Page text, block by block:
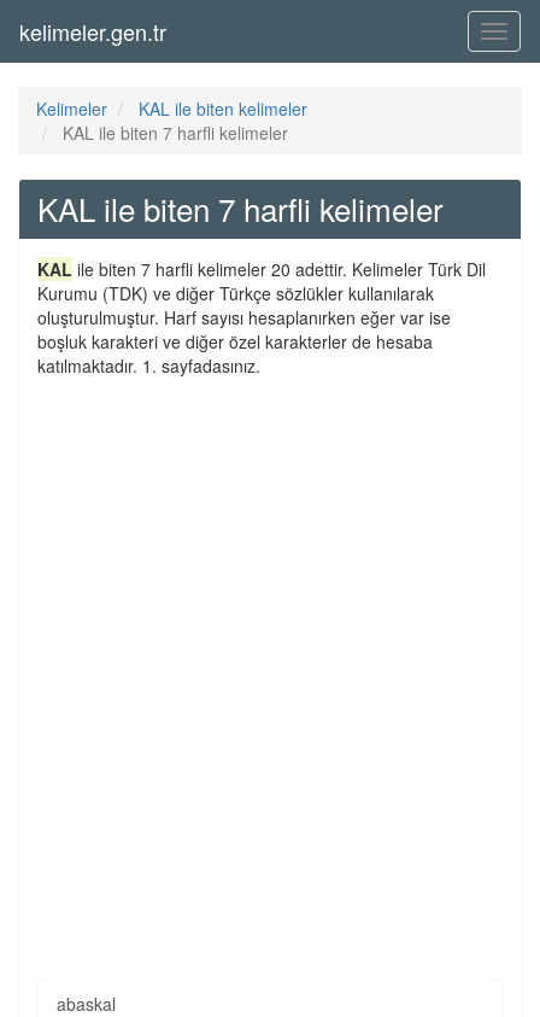
Menü
kelimeler.gen.tr
Kelimeler
KAL ile biten kelimeler
KAL ile biten 7 harfli kelimeler
KAL ile biten 7 harfli kelimeler
KAL ile biten 7 harfli kelimeler 20 adettir. Kelimeler Türk Dil
Kurumu (TDK) ve diğer Türkçe sözlükler kullanılarak
oluşturulmuştur. Harf sayısı hesaplanırken eğer var ise
boşluk karakteri ve diğer özel karakterler de hesaba
katılmaktadır. 1. sayfadasınız.
abaskal